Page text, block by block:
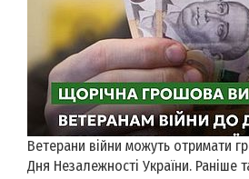
Ветерани війни можуть отримати
Дня Незалежності України. Раніше